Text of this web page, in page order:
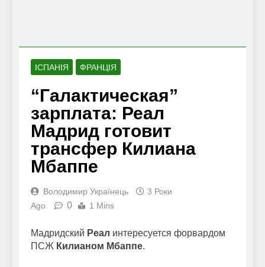
ІСПАНІЯ ФРАНЦІЯ
“Галактическая”
зарплата: Реал
Мадрид готовит
трансфер Килиана
Мбаппе
Володимир Українець
3 Роки
Ago
0 1 Mins
Мадридский Реал интересуется форвардом
ПСЖ Килианом Мбаппе.